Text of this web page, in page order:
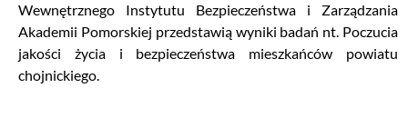
Wewnętrznego Instytutu Bezpieczeństwa i Zarządzania
Akademii Pomorskiej przedstawią wyniki badań nt. Poczucia
jakości życia i bezpieczeństwa mieszkańców powiatu
chojnickiego.